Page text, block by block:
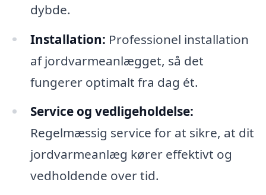
dybde.
Installation: Professionel installation
af jordvarmeanlægget, så det
fungerer optimalt fra dag ét.
Service og vedligeholdelse:
Regelmæssig service for at sikre, at dit
jordvarmeanlæg kører effektivt og
vedholdende over tid.